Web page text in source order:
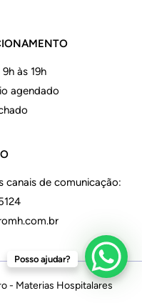
às 19h
agendado
canais de comunicação:
- Materias Hospitalares
Posso ajudar?